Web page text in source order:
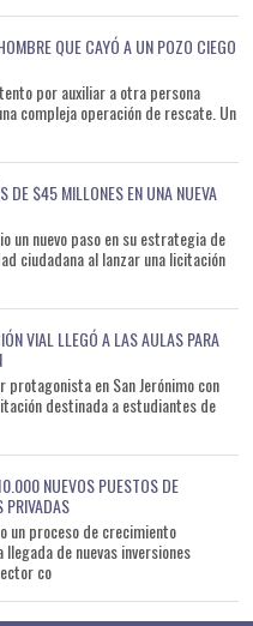
QUE CAYÓ A UN POZO CIEGO
por auxiliar a otra persona
compleja operación de rescate. Un
DE $45 MILLONES EN UNA NUEVA
un nuevo paso en su estrategia de
ciudadana al lanzar una licitación
VIAL LLEGÓ A LAS AULAS PARA
protagonista en San Jerónimo con
destinada a estudiantes de
NUEVOS PUESTOS DE
PRIVADAS
un proceso de crecimiento
de nuevas inversiones
co